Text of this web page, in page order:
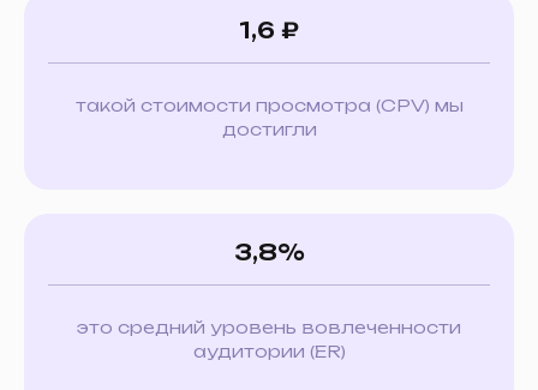
1,6 ₽
такой стоимости просмотра (CPV) мы
достигли
3,8%
это средний уровень вовлеченности
аудитории (ER)